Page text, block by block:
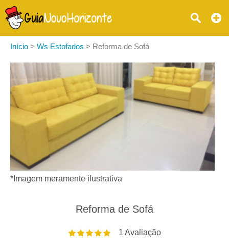
Início > Ws Estofados > Reforma de Sofá
*Imagem meramente ilustrativa
Reforma de Sofá
1 Avaliação